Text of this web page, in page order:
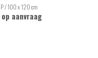
/ 100 x 120 cm
aanvraag